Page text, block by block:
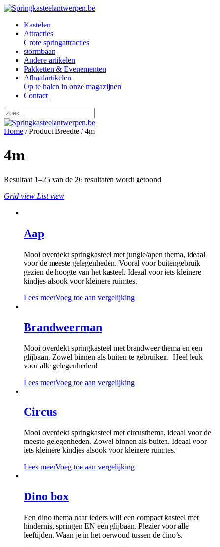
Kastelen
Attracties
Grote springattracties
stormbaan
Andere artikelen
Pakketten & Evenementen
Afhaalartikelen
Op te halen in onze magazijnen
Contact
Home / Product Breedte / 4m
4m
Resultaat 1–25 van de 26 resultaten wordt getoond
Grid view List view
Aap
Mooi overdekt springkasteel met jungle/apen thema, ideaal
voor de meeste gelegenheden. Vooral voor buitengebruik
gezien de hoogte van het kasteel. Ideaal voor iets kleinere
kindjes alsook voor kleinere ruimtes.
Lees meerVoeg toe aan vergelijking
Brandweerman
Mooi overdekt springkasteel met brandweer thema en een
glijbaan. Zowel binnen als buiten te gebruiken. Heel leuk
voor alle gelegenheden!
Lees meerVoeg toe aan vergelijking
Circus
Mooi overdekt springkasteel met circusthema, ideaal voor de
meeste gelegenheden. Zowel binnen als buiten. Ideaal voor
iets kleinere kindjes alsook voor kleinere ruimtes.
Lees meerVoeg toe aan vergelijking
Dino box
Een dino thema naar ieders wil! een compact kasteel met
hindernis, springen EN een glijbaan. Plezier voor alle
leeftijden. Waan je in het oerwoud tussen de dino’s.